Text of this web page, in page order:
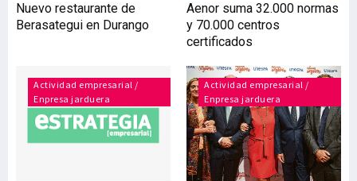
cooperativa había
incrementado ya sus
compras en puertos
vascos un 28%. Y es que
Eroski continúa avanzando
así en su compromiso con
el sector primario vasco,
reforzando su apuesta por
los productos frescos
locales de calidad y su
Nuevo restaurante de
Berasategui en Durango
Aenor suma 32.000 normas
y 70.000 centros
certificados
Actividad empresarial /
Enpresa jarduera
Actividad empresarial /
Enpresa jarduera